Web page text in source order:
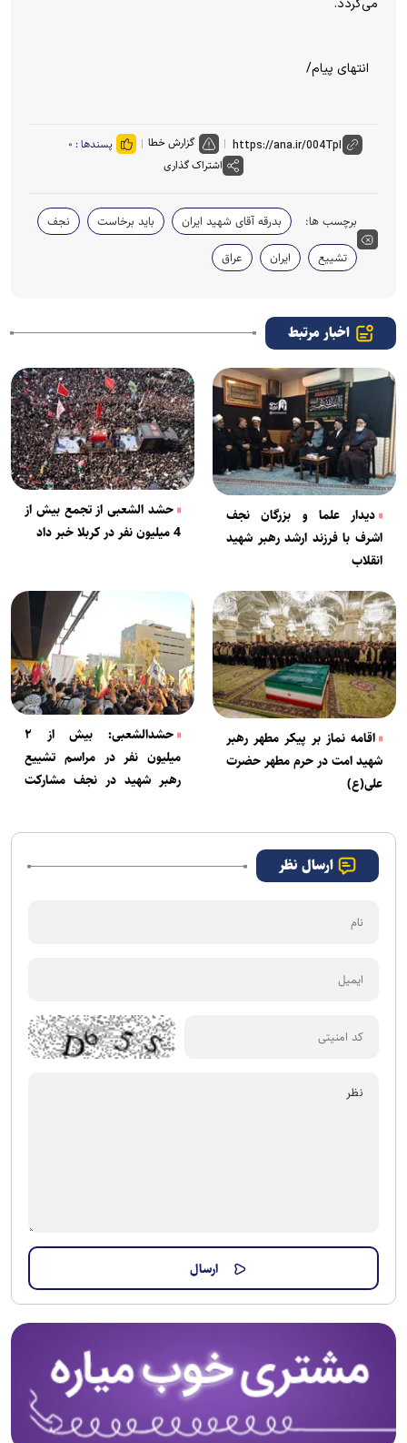
انتهای پیام/
گزارش خطا پسندها : ۰
اشتراک گذاری
برچسب ها: بدرقه آقای شهید ایران باید برخاست
نجف
تشییع
ایران عراق
اخبار مرتبط
دیدار علما و بزرگان نجف
اشرف با فرزند ارشد رهبر شهید
انقلاب
حشد الشعبی از تجمع بیش از
4 میلیون نفر در کربلا خبر داد
اقامه نماز بر پیکر مطهر رهبر
شهید امت در حرم مطهر حضرت
علی(ع)
حشدالشعبی: بیش از ۲
میلیون نفر در مراسم تشییع
رهبر شهید در نجف مشارکت
ارسال نظر